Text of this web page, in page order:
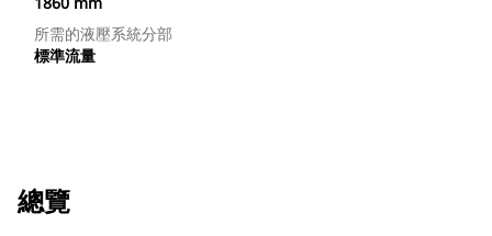
所需的液壓系統分部
標準流量
總覽